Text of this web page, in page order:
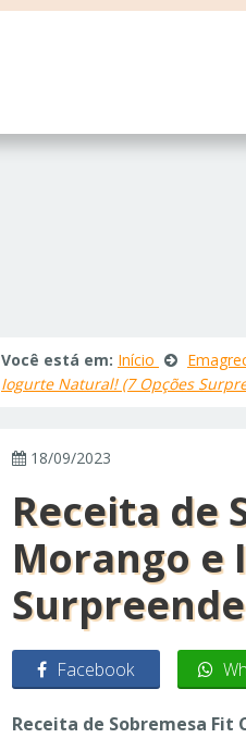
Você está em: Início
Iogurte Natural! (7 Opções
18/09/2023
Receita de
Morango e
Facebook
Receita de Sobremesa Fit